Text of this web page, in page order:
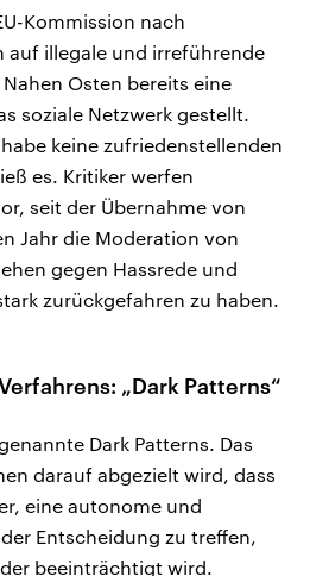
Kommission nach
auf illegale und irreführende
Osten bereits eine
soziale Netzwerk gestellt.
keine zufriedenstellenden
es. Kritiker werfen
seit der Übernahme von
Jahr die Moderation von
gegen Hassrede und
zurückgefahren zu haben.
„Dark Patterns“
Dark Patterns. Das
darauf abgezielt wird, dass
eine autonome und
Entscheidung zu treffen,
beeinträchtigt wird.